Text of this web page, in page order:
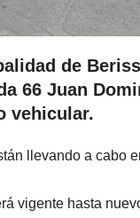
de
66 Juan
vehicular.
llevando a cabo
vigente hasta